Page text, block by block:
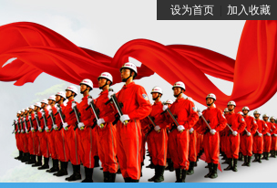
设为首页 加入收藏